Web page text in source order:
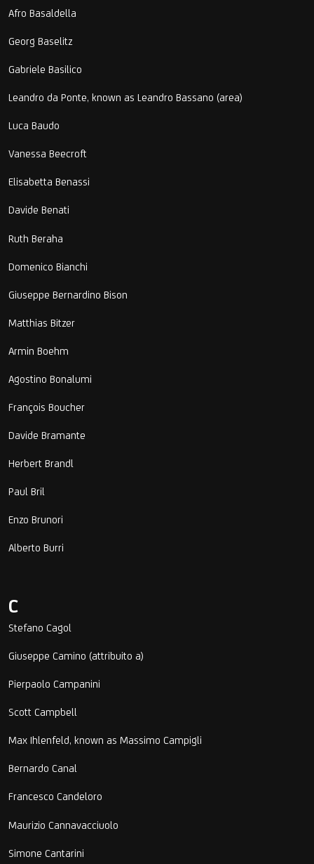
Afro Basaldella
Georg Baselitz
Gabriele Basilico
Leandro da Ponte, known as Leandro Bassano (area)
Luca Baudo
Vanessa Beecroft
Elisabetta Benassi
Davide Benati
Ruth Beraha
Domenico Bianchi
Giuseppe Bernardino Bison
Matthias Bitzer
Armin Boehm
Agostino Bonalumi
François Boucher
Davide Bramante
Herbert Brandl
Paul Bril
Enzo Brunori
Alberto Burri
C
Stefano Cagol
Giuseppe Camino (attribuito a)
Pierpaolo Campanini
Scott Campbell
Max Ihlenfeld, known as Massimo Campigli
Bernardo Canal
Francesco Candeloro
Maurizio Cannavacciuolo
Simone Cantarini